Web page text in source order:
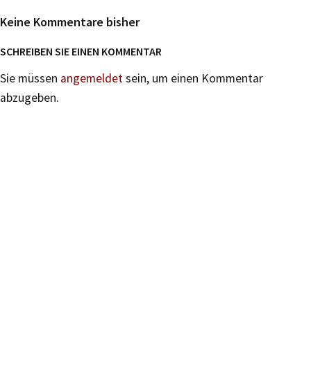
Keine Kommentare bisher
SCHREIBEN SIE EINEN KOMMENTAR
Sie müssen angemeldetsein, um einen Kommentar
abzugeben.